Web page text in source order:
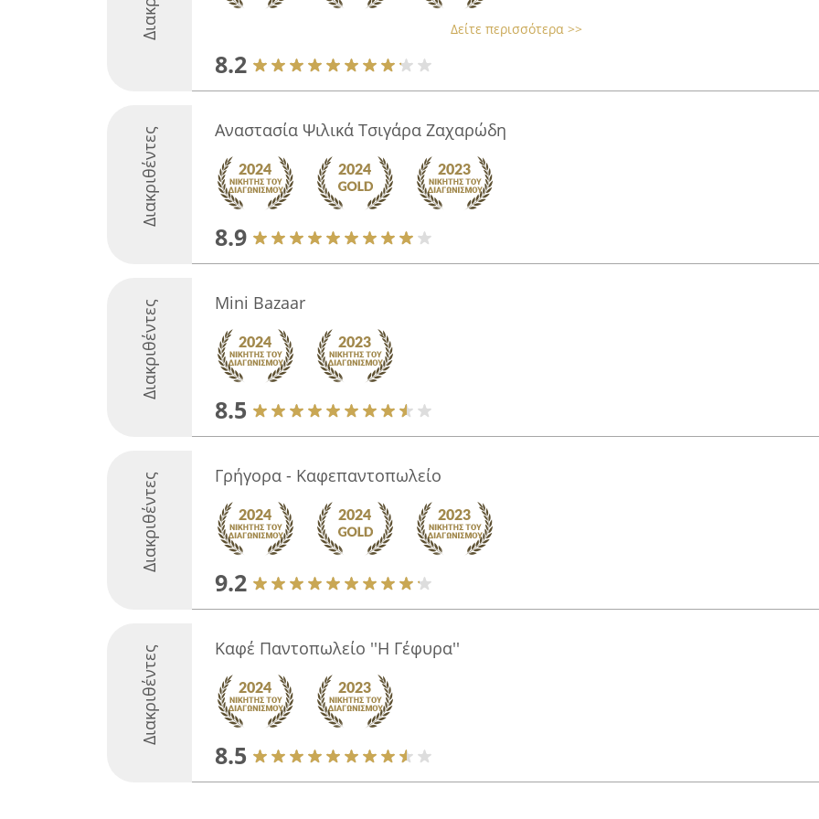
Δείτε περισσότερα >>
8.2
Διακριθέντες Αναστασία Ψιλικά Τσιγάρα Ζαχαρώδη
8.9
Διακριθέντες Mini Bazaar
8.5
Διακριθέντες Γρήγορα - Καφεπαντοπωλείο
9.2
Διακριθέντες Καφέ Παντοπωλείο ''Η Γέφυρα''
8.5